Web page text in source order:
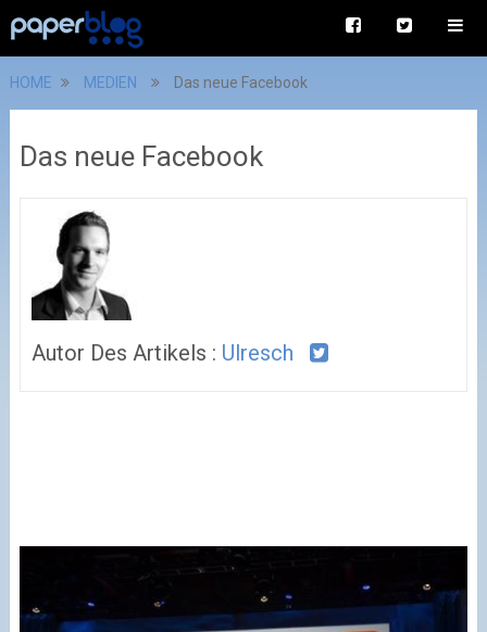
HOME MEDIEN Das neue Facebook
Das neue Facebook
Autor Des Artikels : Ulresch